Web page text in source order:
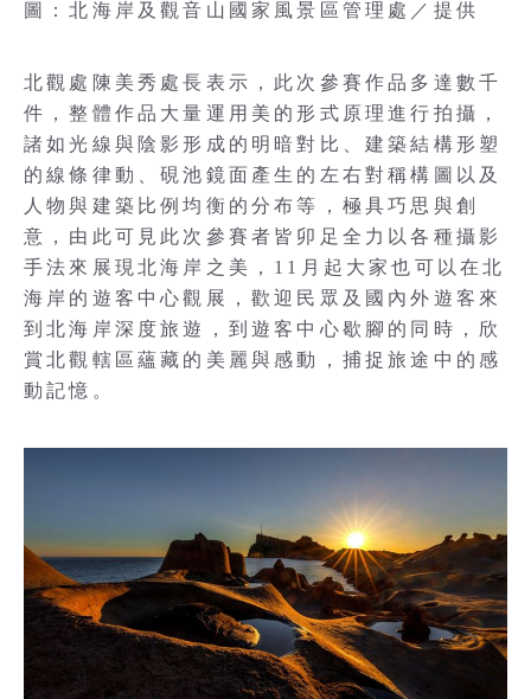
圖：北海岸及觀音山國家風景區管理處／提供
北觀處陳美秀處長表示，此次參賽作品多達數千
件，整體作品大量運用美的形式原理進行拍攝，
諸如光線與陰影形成的明暗對比、建築結構形塑
的線條律動、硯池鏡面產生的左右對稱構圖以及
人物與建築比例均衡的分布等，極具巧思與創
意，由此可見此次參賽者皆卯足全力以各種攝影
手法來展現北海岸之美，11月起大家也可以在北
海岸的遊客中心觀展，歡迎民眾及國內外遊客來
到北海岸深度旅遊，到遊客中心歇腳的同時，欣
賞北觀轄區蘊藏的美麗與感動，捕捉旅途中的感
動記憶。